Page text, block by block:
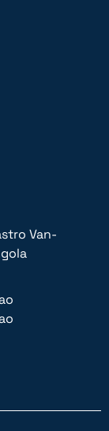
Van-